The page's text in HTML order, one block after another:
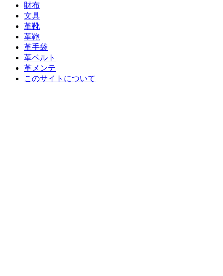
財布
文具
革靴
革鞄
革手袋
革ベルト
革メンテ
このサイトについて